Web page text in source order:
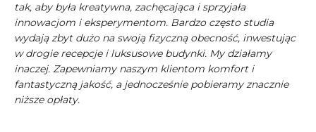
tak, aby była kreatywna, zachęcająca i sprzyjała
innowacjom i eksperymentom. Bardzo często studia
wydają zbyt dużo na swoją fizyczną obecność, inwestując
w drogie recepcje i luksusowe budynki. My działamy
inaczej. Zapewniamy naszym klientom komfort i
fantastyczną jakość, a jednocześnie pobieramy znacznie
niższe opłaty.